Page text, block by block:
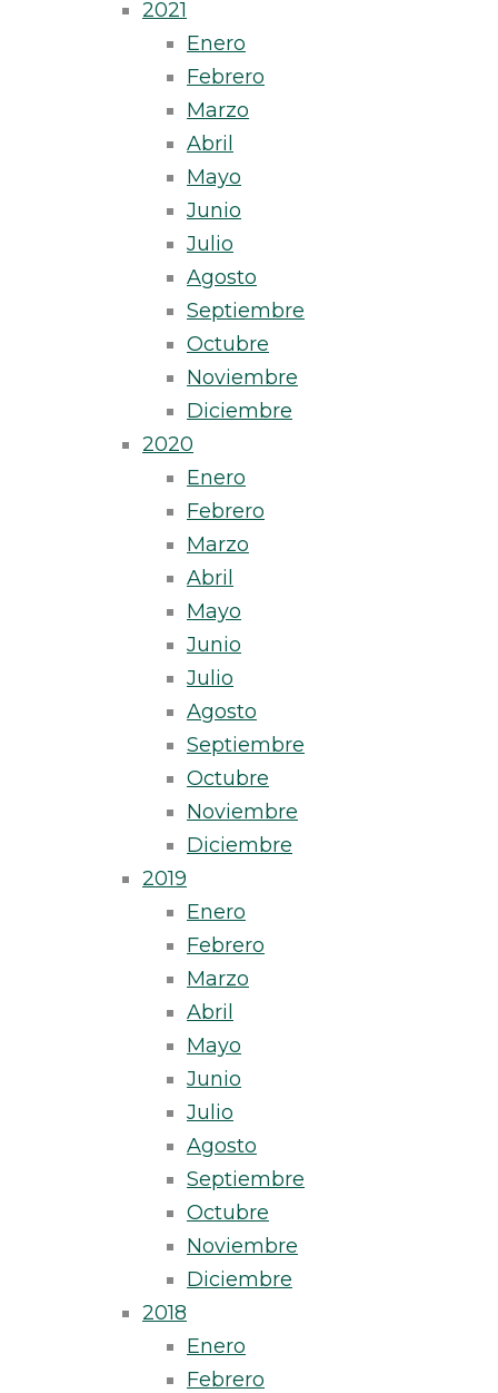
2021
Enero
Febrero
Marzo
Abril
Mayo
Junio
Julio
Agosto
Septiembre
Octubre
Noviembre
Diciembre
2020
Enero
Febrero
Marzo
Abril
Mayo
Junio
Julio
Agosto
Septiembre
Octubre
Noviembre
Diciembre
2019
Enero
Febrero
Marzo
Abril
Mayo
Junio
Julio
Agosto
Septiembre
Octubre
Noviembre
Diciembre
2018
Enero
Febrero